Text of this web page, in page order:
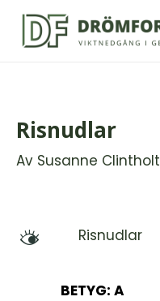
Hoppa
Risnudlar
Av Susanne Clintholt
M Risnudlar
BETYG: A